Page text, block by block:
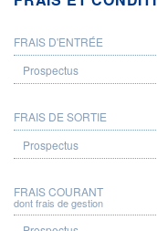
PROSPECTUS
FRAIS D'ENTRÉE
FRAIS DE SORTIE
FRAIS COURANT
dont frais de gestion